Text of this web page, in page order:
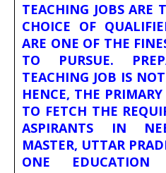
TEACHING JOBS ARE
CHOICE OF
ARE ONE OF THE
TO PURSUE.
TEACHING JOB IS
HENCE, THE
TO FETCH THE
ASPIRANTS IN
MASTER, UTTAR
ONE EDUCATION